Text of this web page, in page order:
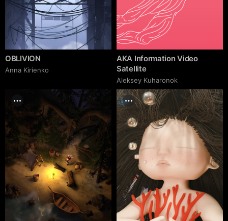
OBLIVION
Anna Kirienko
AKA Information Video
Satellite
Aleksey Kuharonok